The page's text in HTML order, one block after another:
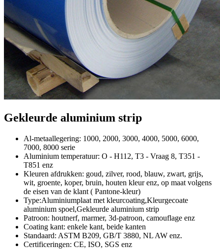
Gekleurde aluminium strip
Al-metaallegering: 1000, 2000, 3000, 4000, 5000, 6000,
7000, 8000 serie
Aluminium temperatuur: O - H112, T3 - Vraag 8, T351 -
T851 enz
Kleuren afdrukken: goud, zilver, rood, blauw, zwart, grijs,
wit, groente, koper, bruin, houten kleur enz, op maat volgens
de eisen van de klant ( Pantone-kleur)
Type:Aluminiumplaat met kleurcoating,Kleurgecoate
aluminium spoel,Gekleurde aluminium strip
Patroon: houtnerf, marmer, 3d-patroon, camouflage enz
Coating kant: enkele kant, beide kanten
Standaard: ASTM B209, GB/T 3880, NL AW enz.
Certificeringen: CE, ISO, SGS enz